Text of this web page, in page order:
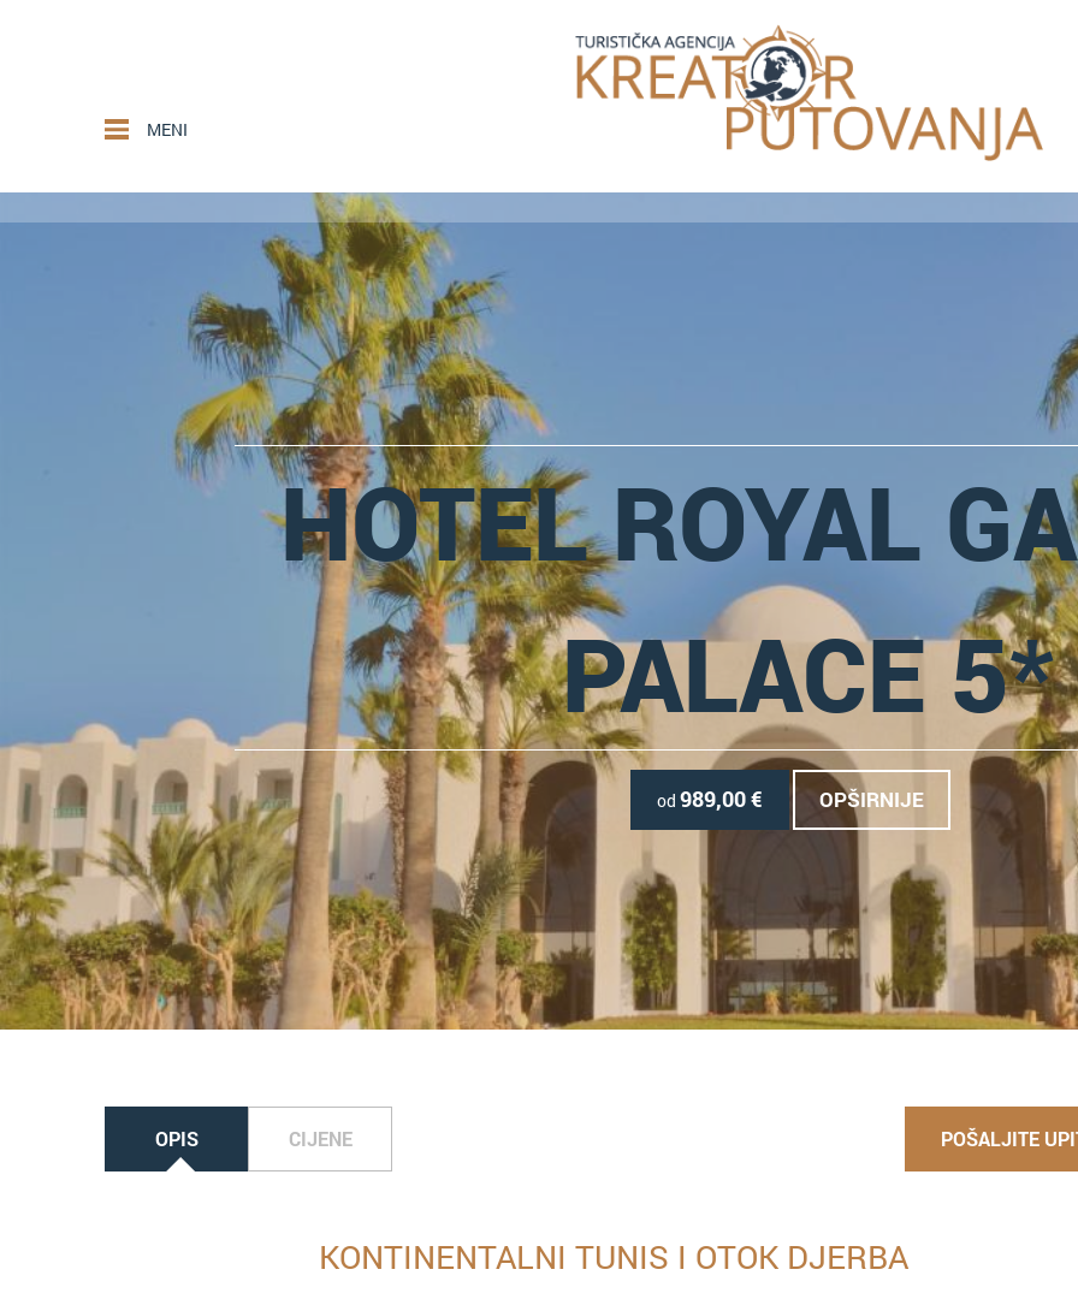
MENI
HOTEL ROYAL
PALACE 5*
od 989,00€ OPŠIRNIJE
OPIS CIJENE POŠALJITE
KONTINENTALNI TUNIS I OTOK DJERBA